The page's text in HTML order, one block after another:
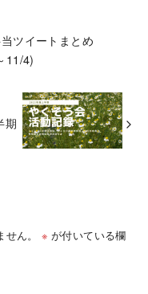
ツイートまとめ
11/4)
期
ん。 ※ が付いている欄